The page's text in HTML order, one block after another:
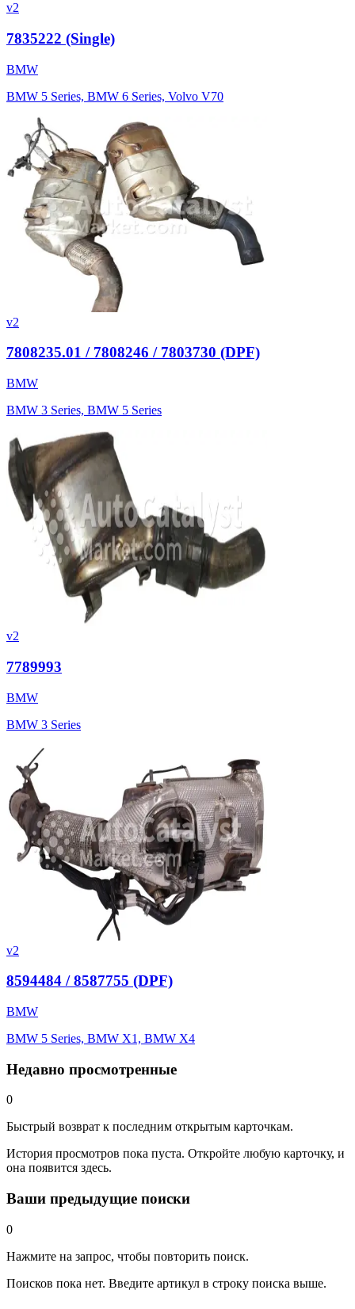
v2
7835222 (Single)
BMW
BMW 5 Series, BMW 6 Series, Volvo V70
v2
7808235.01 / 7808246 / 7803730 (DPF)
BMW
BMW 3 Series, BMW 5 Series
v2
7789993
BMW
BMW 3 Series
v2
8594484 / 8587755 (DPF)
BMW
BMW 5 Series, BMW X1, BMW X4
Недавно просмотренные
0
Быстрый возврат к последним открытым карточкам.
История просмотров пока пуста. Откройте любую карточку, и
она появится здесь.
Ваши предыдущие поиски
0
Нажмите на запрос, чтобы повторить поиск.
Поисков пока нет. Введите артикул в строку поиска выше.